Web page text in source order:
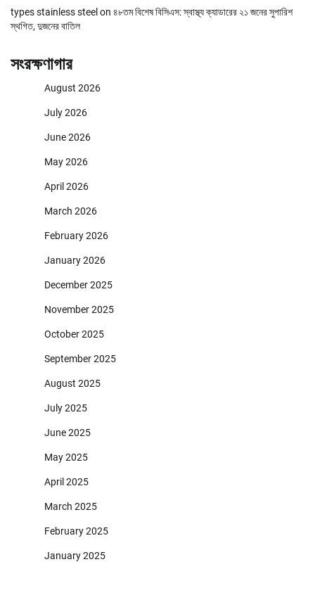
types stainless steel on ৪৮তম বিশেষ বিসিএস: স্বাস্থ্য ক্যাডারের ২১ জনের সুপারিশ
স্থগিত, দুজনের বাতিল
সংরক্ষণাগার
August 2026
July 2026
June 2026
May 2026
April 2026
March 2026
February 2026
January 2026
December 2025
November 2025
October 2025
September 2025
August 2025
July 2025
June 2025
May 2025
April 2025
March 2025
February 2025
January 2025